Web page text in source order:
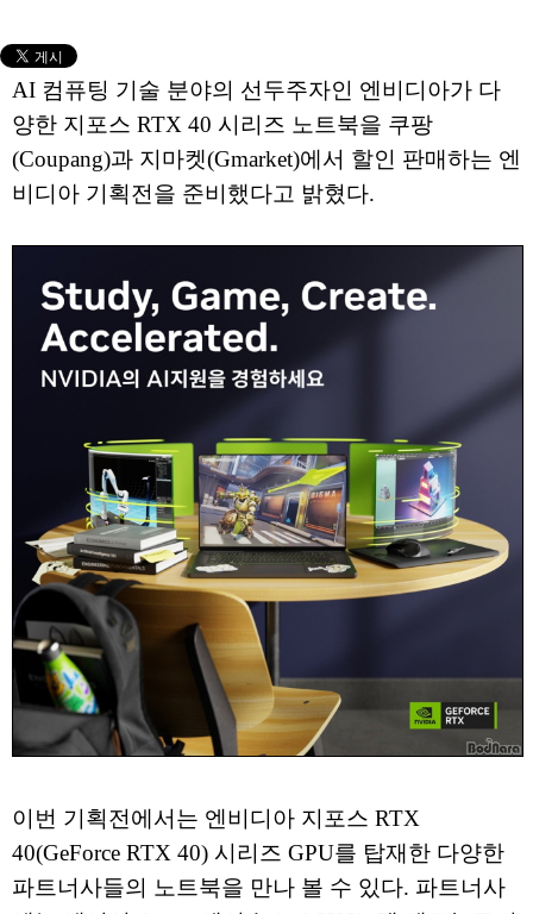
AI 컴퓨팅 기술 분야의 선두주자인 엔비디아가 다
양한 지포스 RTX 40 시리즈 노트북을 쿠팡
(Coupang)과 지마켓(Gmarket)에서 할인 판매하는 엔
비디아 기획전을 준비했다고 밝혔다.
이번 기획전에서는 엔비디아 지포스 RTX
40(GeForce RTX 40) 시리즈 GPU를 탑재한 다양한
파트너사들의 노트북을 만나 볼 수 있다. 파트너사